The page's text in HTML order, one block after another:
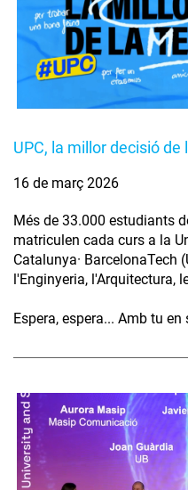
UPC, la millor decisió de
16 de març 2026
Més de 33.000 estudiants
matriculen cada curs a la
Catalunya· BarcelonaTech
l'Enginyeria, l'Arquitectura,
Espera, espera... Amb tu en